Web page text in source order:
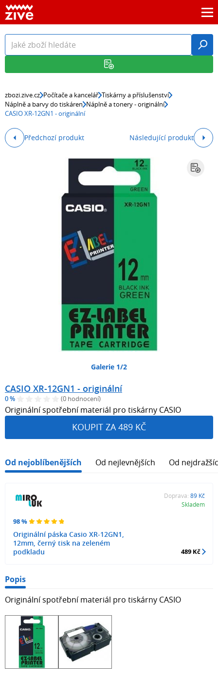
zbozi.zive.cz Počítače a kancelář Tiskárny a příslušenství
Náplně a barvy do tiskáren Náplně a tonery - originální
CASIO XR-12GN1 - originální
Předchozí produkt Následující produkt
Galerie 1/2
CASIO XR-12GN1 - originální
0 % (0 hodnocení)
Originální spotřební materiál pro tiskárny CASIO
KOUPIT ZA 489 KČ
Od nejoblíbenějších Od nejlevnějších Od
98 %
Originální páska Casio XR-12GN1,
12mm, černý tisk na zeleném
podkladu
Doprava: 89 Kč
Skladem
489 Kč
Popis
Originální spotřební materiál pro tiskárny CASIO